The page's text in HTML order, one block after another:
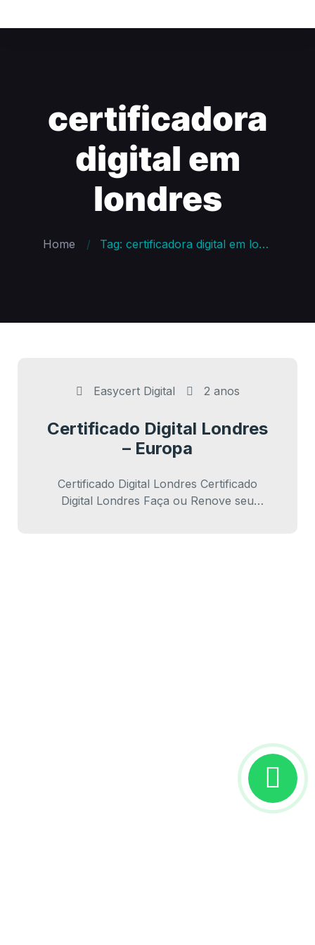
certificadora
digital em
londres
Home Tag: certificadora digital em londres
Easycert Digital 2 anos
Certificado Digital Londres
– Europa
Certificado Digital Londres Certificado
Digital Londres Faça ou Renove seu